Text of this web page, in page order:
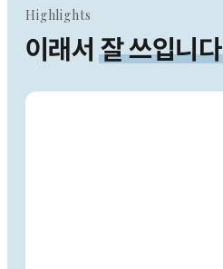
Highlights
이래서잘 쓰입니다